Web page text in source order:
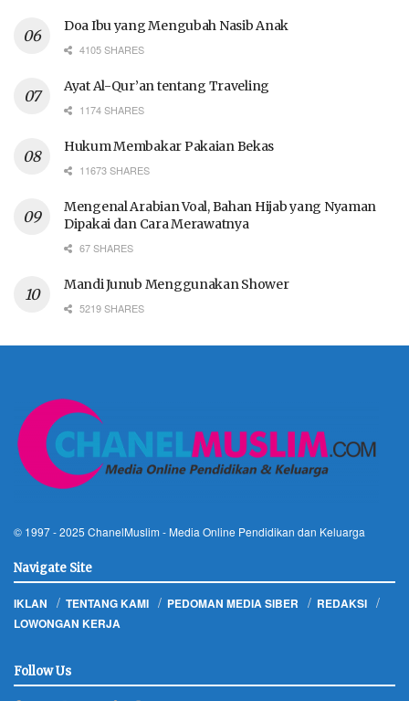
Doa Ibu yang Mengubah Nasib Anak
4105 SHARES
Ayat Al-Qur’an tentang Traveling
1174 SHARES
Hukum Membakar Pakaian Bekas
11673 SHARES
Mengenal Arabian Voal, Bahan Hijab yang Nyaman
Dipakai dan Cara Merawatnya
67 SHARES
Mandi Junub Menggunakan Shower
5219 SHARES
© 1997 - 2025 ChanelMuslim - Media Online Pendidikan dan Keluarga
Navigate Site
IKLAN TENTANG KAMI PEDOMAN MEDIA SIBER
REDAKSI
LOWONGAN KERJA
Follow Us